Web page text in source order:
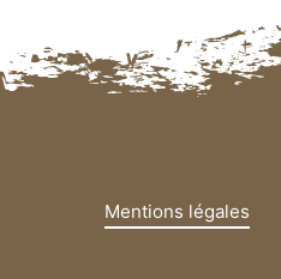
Mentions légales